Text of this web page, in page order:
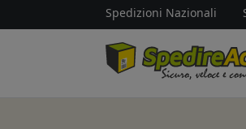
Spedizioni Nazionali